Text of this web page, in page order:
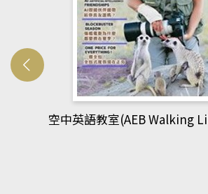
網管人(kono平台)